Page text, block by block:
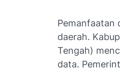
Pemanfaatan
daerah.
Tengah)
data.